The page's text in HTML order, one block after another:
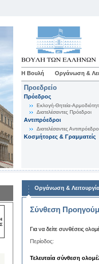
Η Βουλή Οργάνωση &
Προεδρείο
Πρόεδρος
Εκλογή-Θητεία-
Διατελέσαντες Πρόεδροι
Αντιπρόεδροι
Διατελέσαντες
Κοσμήτορες & Γραμματείς
Οργάνωση &
Σύνθεση
Για να δείτε συνθέσεις
Περίοδος:
Τελευταία σύνθεση